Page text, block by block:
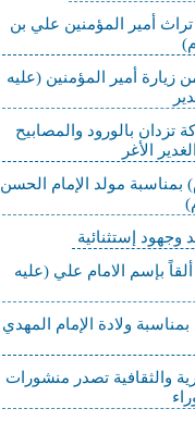
أمير المؤمنين علي بن
زيارة أمير المؤمنين (عليه
تزدان بالورود والمصابيح
الأغر
بمناسبة مولد الإمام الحسن
إستثنائية
بإسم الامام علي (عليه
ولادة الإمام المهدي
والثقافية تصدر منشورات